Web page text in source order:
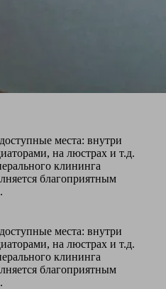
места: внутри
на люстрах и т.д.
клининга
благоприятным
места: внутри
на люстрах и т.д.
клининга
благоприятным